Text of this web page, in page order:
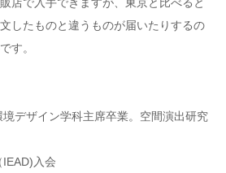
したものと違うものが届いたりするの
す。
デザイン学科主席卒業。空間演出研究
入会